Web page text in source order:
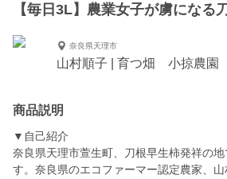
【毎日3L】農業女子が虜になる
奈良県天理市
山村順子 | 育つ畑 小掠農園
商品説明
▼自己紹介
奈良県天理市萱生町、刀根早生柿発祥の
す。奈良県のエコファーマー認定農家、